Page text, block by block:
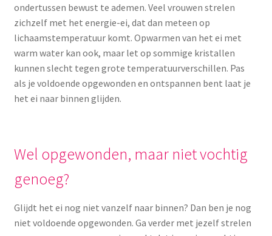
ondertussen bewust te ademen. Veel vrouwen strelen
zichzelf met het energie-ei, dat dan meteen op
lichaamstemperatuur komt. Opwarmen van het ei met
warm water kan ook, maar let op sommige kristallen
kunnen slecht tegen grote temperatuurverschillen. Pas
als je voldoende opgewonden en ontspannen bent laat je
het ei naar binnen glijden.
Wel opgewonden, maar niet vochtig
genoeg?
Glijdt het ei nog niet vanzelf naar binnen? Dan ben je nog
niet voldoende opgewonden. Ga verder met jezelf strelen